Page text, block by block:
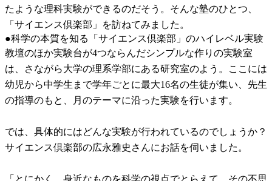
たような理科実験ができるのだそう。そんな塾のひとつ、
「サイエンス倶楽部」を訪ねてみました。
●科学の本質を知る「サイエンス倶楽部」のハイレベル実験
教壇のほか実験台が4つならんだシンプルな作りの実験室
は、さながら大学の理系学部にある研究室のよう。ここには
幼児から中学生まで学年ごとに最大16名の生徒が集い、先生
の指導のもと、月のテーマに沿った実験を行います。
では、具体的にはどんな実験が行われているのでしょうか？
サイエンス倶楽部の広永雅史さんにお話を伺いました。
「とにかく、身近なものを科学の視点でとらえて、その不思